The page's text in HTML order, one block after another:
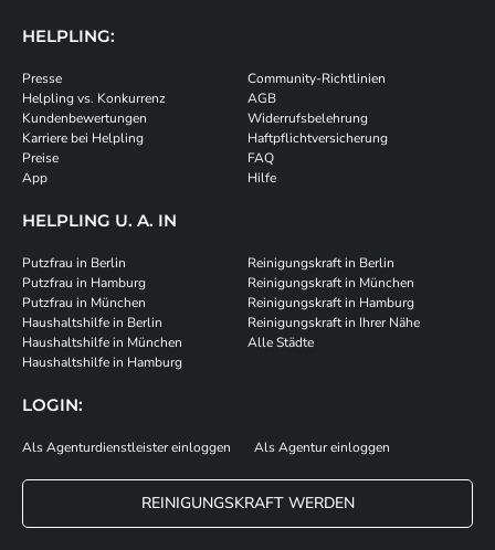
HELPLING:
Presse
Helpling vs. Konkurrenz
Kundenbewertungen
Karriere bei Helpling
Preise
App
Community-Richtlinien
AGB
Widerrufsbelehrung
Haftpflichtversicherung
FAQ
Hilfe
HELPLING U. A. IN
Putzfrau in Berlin
Putzfrau in Hamburg
Putzfrau in München
Haushaltshilfe in Berlin
Haushaltshilfe in München
Haushaltshilfe in Hamburg
Reinigungskraft in Berlin
Reinigungskraft in München
Reinigungskraft in Hamburg
Reinigungskraft in Ihrer Nähe
Alle Städte
LOGIN:
Als Agenturdienstleister einloggen Als Agentur einloggen
REINIGUNGSKRAFT WERDEN